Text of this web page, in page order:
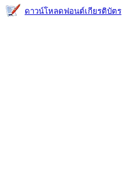
ดาวน์โหลดฟอนต์เกียรติบัตร